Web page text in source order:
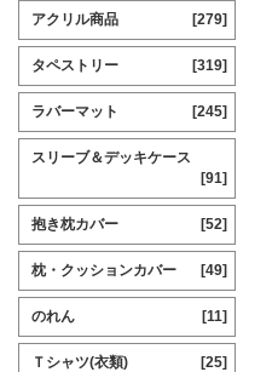
アクリル商品 [279]
タペストリー [319]
ラバーマット [245]
スリーブ＆デッキケース
[91]
抱き枕カバー [52]
枕・クッションカバー [49]
のれん [11]
Ｔシャツ(衣類) [25]